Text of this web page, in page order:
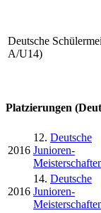
Deutsche
A/U14)
Platzierungen
2016
12. Deutsche
Junioren-
2016
14. Deutsche
Junioren-